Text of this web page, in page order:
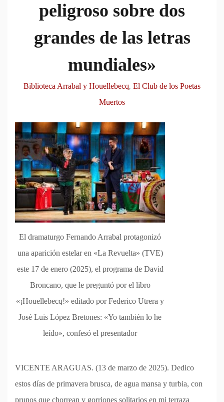
peligroso sobre dos
grandes de las letras
mundiales»
Biblioteca Arrabal y Houellebecq, El Club de los Poetas
Muertos
El dramaturgo Fernando Arrabal protagonizó
una aparición estelar en «La Revuelta» (TVE)
este 17 de enero (2025), el programa de David
Broncano, que le preguntó por el libro
«¡Houellebecq!» editado por Federico Utrera y
José Luis López Bretones: «Yo también lo he
leído», confesó el presentador
VICENTE ARAGUAS. (13 de marzo de 2025). Dedico
estos días de primavera brusca, de agua mansa y turbia, con
prunos que chorrean y gorriones solitarios en mi terraza